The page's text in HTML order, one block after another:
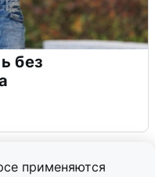
применяются
без